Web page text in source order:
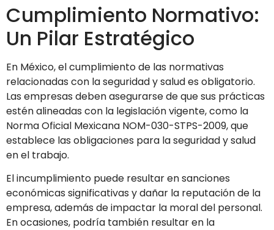
Cumplimiento Normativo:
Un Pilar Estratégico
En México, el cumplimiento de las normativas
relacionadas con la seguridad y salud es obligatorio.
Las empresas deben asegurarse de que sus prácticas
estén alineadas con la legislación vigente, como la
Norma Oficial Mexicana NOM-030-STPS-2009, que
establece las obligaciones para la seguridad y salud
en el trabajo.
El incumplimiento puede resultar en sanciones
económicas significativas y dañar la reputación de la
empresa, además de impactar la moral del personal.
En ocasiones, podría también resultar en la